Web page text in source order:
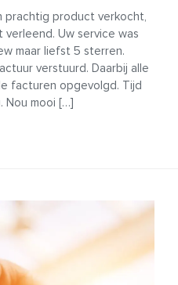
product verkocht,
Uw service was
maar liefst 5 sterren.
verstuurd. Daarbij alle
facturen opgevolgd. Tijd
Nou mooi […]